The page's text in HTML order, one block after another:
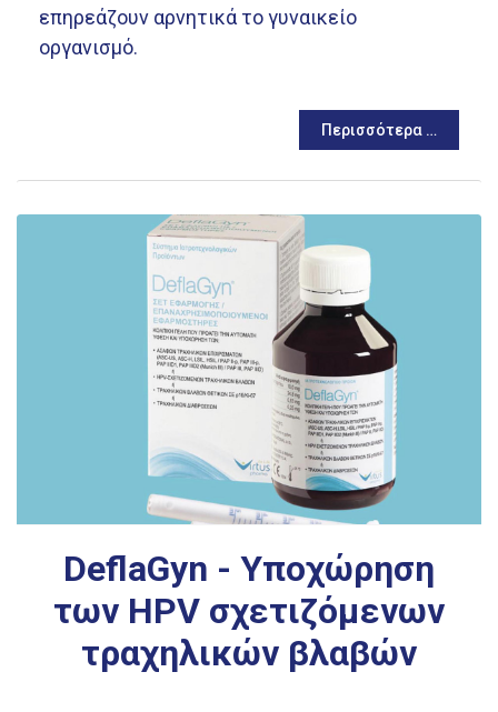
επηρεάζουν αρνητικά το γυναικείο
οργανισμό.
Περισσότερα …
DeflaGyn - Yποχώρηση
των HPV σχετιζόμενων
τραχηλικών βλαβών